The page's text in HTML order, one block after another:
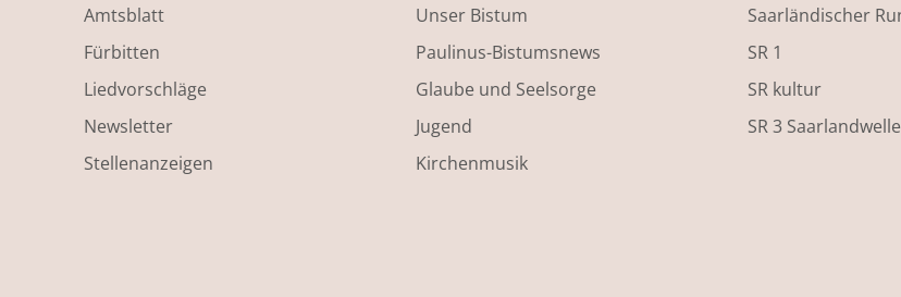
Amtsblatt
Fürbitten
Liedvorschläge
Newsletter
Stellenanzeigen
Unser Bistum
Paulinus-Bistumsnews
Glaube und Seelsorge
Jugend
Kirchenmusik
Saarländischer
SR 1
SR kultur
SR 3 Saarlandwelle